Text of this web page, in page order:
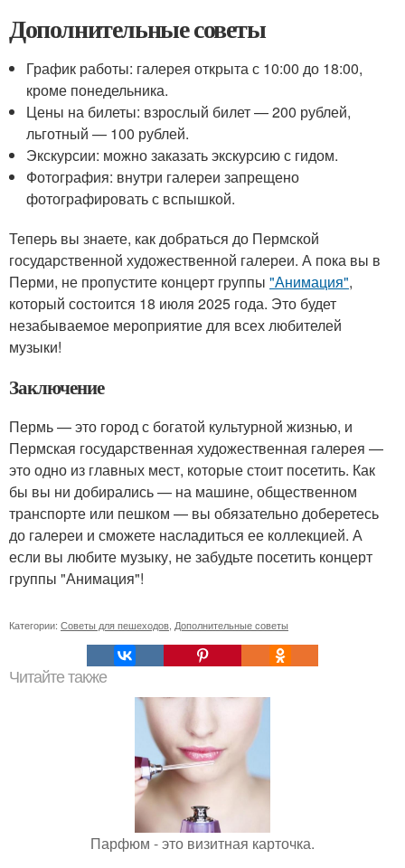
Дополнительные советы
График работы: галерея открыта с 10:00 до 18:00,
кроме понедельника.
Цены на билеты: взрослый билет — 200 рублей,
льготный — 100 рублей.
Экскурсии: можно заказать экскурсию с гидом.
Фотография: внутри галереи запрещено
фотографировать с вспышкой.
Теперь вы знаете, как добраться до Пермской
государственной художественной галереи. А пока вы в
Перми, не пропустите концерт группы "Анимация",
который состоится 18 июля 2025 года. Это будет
незабываемое мероприятие для всех любителей
музыки!
Заключение
Пермь — это город с богатой культурной жизнью, и
Пермская государственная художественная галерея —
это одно из главных мест, которые стоит посетить. Как
бы вы ни добирались — на машине, общественном
транспорте или пешком — вы обязательно доберетесь
до галереи и сможете насладиться ее коллекцией. А
если вы любите музыку, не забудьте посетить концерт
группы "Анимация"!
Категории: Советы для пешеходов Дополнительные советы
Читайте также
Парфюм - это визитная карточка.